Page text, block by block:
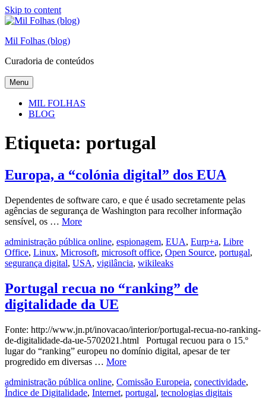
Skip to content
Mil Folhas (blog)
Curadoria de conteúdos
Menu
MIL FOLHAS
BLOG
Etiqueta: portugal
Europa, a “colónia digital” dos EUA
Dependentes de software caro, e que é usado secretamente pelas
agências de segurança de Washington para recolher informação
sensível, os … More
administração pública online, espionagem, EUA, Eurp+a, Libre
Office, Linux, Microsoft, microsoft office, Open Source, portugal,
segurança digital, USA, vigilância, wikileaks
Portugal recua no “ranking” de
digitalidade da UE
Fonte: http://www.jn.pt/inovacao/interior/portugal-recua-no-ranking-
de-digitalidade-da-ue-5702021.html Portugal recuou para o 15.º
lugar do “ranking” europeu no domínio digital, apesar de ter
progredido em diversas … More
administração pública online, Comissão Europeia, conectividade,
Índice de Digitalidade, Internet, portugal, tecnologias digitais